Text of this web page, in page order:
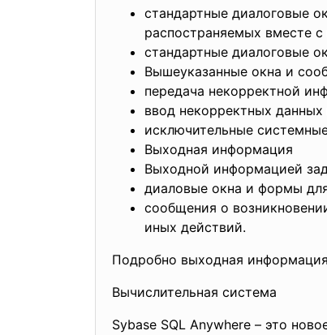
стандартные диалоговые
распостраняемых вместе
стандартные диалоговые
Вышеуказанные окна и
передача некорректной
ввод некорректных
исключительные
Выходная информация
Выходной информацией
диаловые окна и формы
сообщения о
иных действий.
Подробно выходная
Вычислительная система
Sybase SQL Anywhere – это